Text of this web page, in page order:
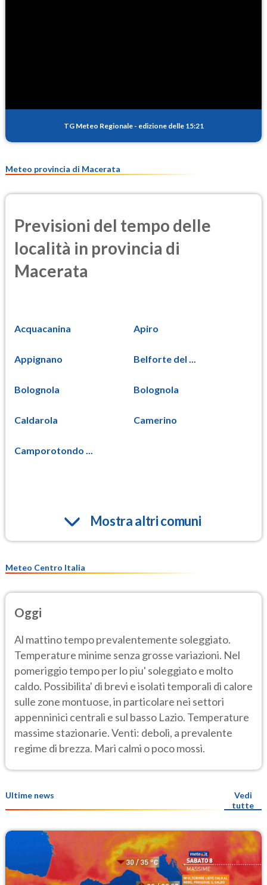
TG Meteo Regionale - edizione delle 15:21
Meteo provincia di Macerata
Previsioni del tempo delle
località in provincia di
Macerata
Acquacanina Apiro
Appignano Belforte del ...
Bolognola Bolognola
Caldarola Camerino
Camporotondo ...
Mostra altri comuni
Meteo Centro Italia
Oggi
Al mattino tempo prevalentemente soleggiato.
Temperature minime senza grosse variazioni. Nel
pomeriggio tempo per lo piu' soleggiato e molto
caldo. Possibilita' di brevi e isolati temporali di calore
sulle zone montuose, in particolare nei settori
appenninici centrali e sul basso Lazio. Temperature
massime stazionarie. Venti: deboli, a prevalente
regime di brezza. Mari calmi o poco mossi.
Ultime news
Vedi
tutte